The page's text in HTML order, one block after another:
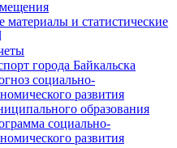
материалы и статистические
города Байкальска
социально-
развития
образования
социально-
развития